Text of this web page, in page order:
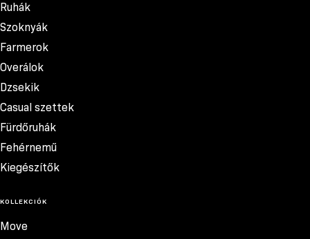
Ruhák
Szoknyák
Farmerok
Overálok
Dzsekik
Casual szettek
Fürdőruhák
Fehérnemű
Kiegészítők
KOLLEKCIÓK
Move